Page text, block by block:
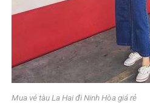
Mua vé tàu La Hai đi Ninh Hòa giá rẻ